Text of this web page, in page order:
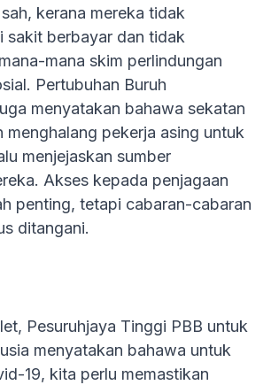
kerana mereka tidak
sakit berbayar dan tidak
mana skim perlindungan
Pertubuhan Buruh
menyatakan bahawa sekatan
menghalang pekerja asing untuk
menjejaskan sumber
Akses kepada penjagaan
penting, tetapi cabaran-cabaran
ditangani.
Pesuruhjaya Tinggi PBB untuk
menyatakan bahawa untuk
19, kita perlu memastikan